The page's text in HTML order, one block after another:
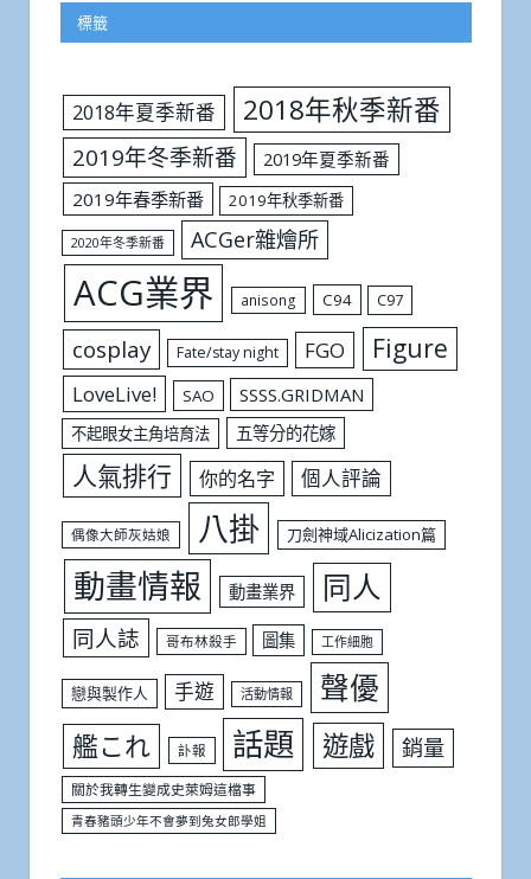
標籤
2018年夏季新番 2018年秋季新番
2019年冬季新番
2019年夏季新番
2019年春季新番
2019年秋季新番
2020年冬季新番 ACGer雜燴所
ACG業界 anisong C94 C97
cosplay Fate/stay night FGO Figure
LoveLive! SAO SSSS.GRIDMAN
不起眼女主角培育法 五等分的花嫁
人氣排行 你的名字 個人評論
偶像大師灰姑娘 八掛 刀劍神域Alicization篇
動畫情報 動畫業界 同人
同人誌 哥布林殺手 圖集 工作細胞
戀與製作人 手遊 活動情報 聲優
艦これ 訃報 話題 遊戲 銷量
關於我轉生變成史萊姆這檔事
青春豬頭少年不會夢到兔女郎學姐